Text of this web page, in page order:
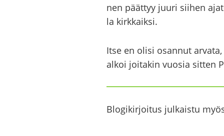
nen päät­tyy juuri sii­hen
la kirk­kaik­si.
Itse en olisi osan­nut
alkoi joi­ta­kin vuo­sia sit­ten
Blo­gi­kir­joi­tus jul­kais­tu